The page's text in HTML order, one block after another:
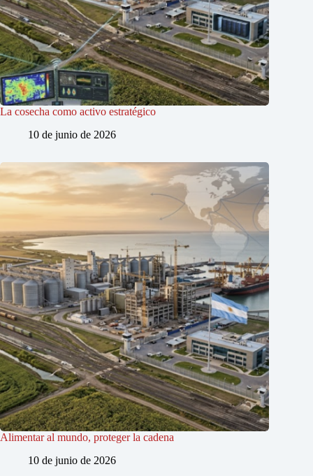
La cosecha como activo estratégico
10 de junio de 2026
Alimentar al mundo, proteger la cadena
10 de junio de 2026